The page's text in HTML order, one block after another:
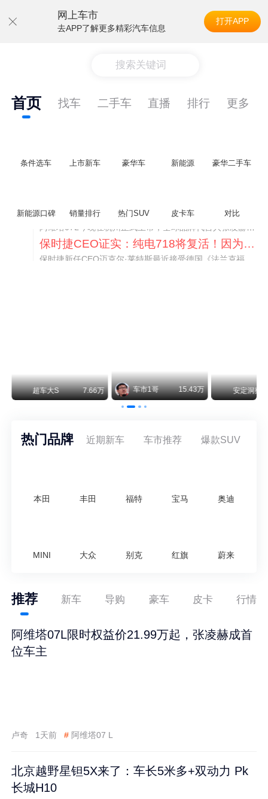
网上车市
去APP了解更多精彩汽车信息
打开APP
搜索关键词
首页 找车 二手车 直播 排行 更多
条件选车 上市新车 豪华车 新能源 豪华二手车
新能源口碑 销量排行 热门SUV 皮卡车 对比阿维塔07L限时权益价21.99万起，张凌赫成首位车主
保时捷CEO证实：纯电718将复活！因为奥迪需要
超车大S 7.66万 车市1哥 15.43万 安定洞察
热门品牌 近期新车 车市推荐 爆款SUV
本田 丰田 福特 宝马 奥迪
MINI 大众 别克 红旗 蔚来
推荐 新车 导购 豪车 皮卡 行情
阿维塔07L限时权益价21.99万起，张凌赫成首
位车主
卢奇 1天前 # 阿维塔07 L
北京越野星钽5X来了：车长5米多+双动力 Pk
长城H10